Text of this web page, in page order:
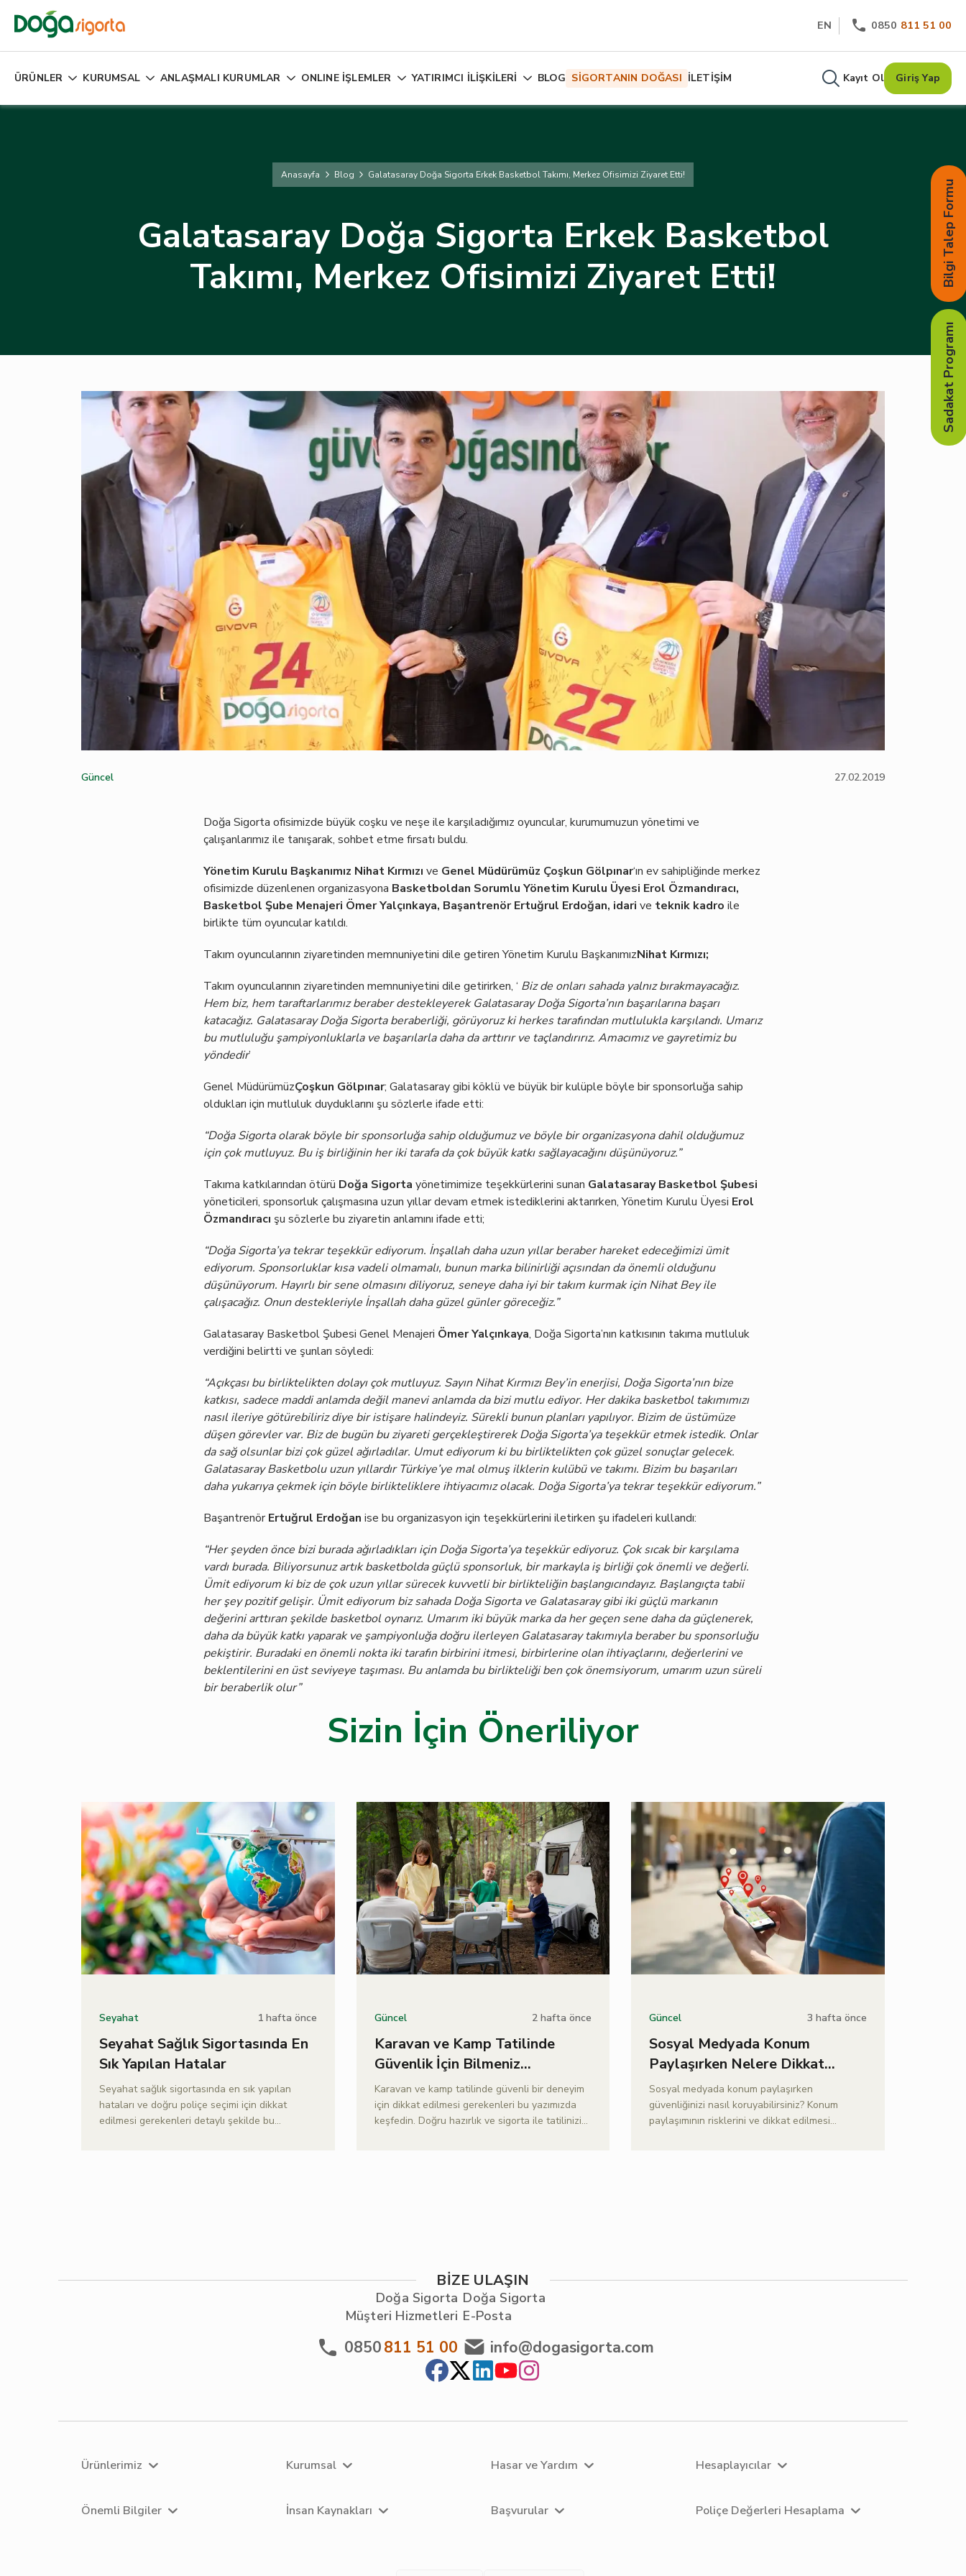
EN 0850 811 51 00
ÜRÜNLER KURUMSAL ANLAŞMALI KURUMLAR ONLINE İŞLEMLER YATIRIMCI İLİŞKİLERİ BLOG SİGORTANIN DOĞASI İLETİŞİM Kayıt Ol Giriş Yap
Anasayfa Blog Galatasaray Doğa Sigorta Erkek Basketbol Takımı, Merkez Ofisimizi Ziyaret Etti!
Galatasaray Doğa Sigorta Erkek Basketbol
Takımı, Merkez Ofisimizi Ziyaret Etti!
Güncel 27.02.2019
Doğa Sigorta ofisimizde büyük coşku ve neşe ile karşıladığımız oyuncular, kurumumuzun yönetimi ve
çalışanlarımız ile tanışarak, sohbet etme fırsatı buldu.
Yönetim Kurulu Başkanımız Nihat Kırmızıve Genel Müdürümüz Çoşkun Gölpınar‘ın ev sahipliğinde merkez
ofisimizde düzenlenen organizasyona Basketboldan Sorumlu Yönetim Kurulu Üyesi Erol Özmandıracı,
Basketbol Şube Menajeri Ömer Yalçınkaya, Başantrenör Ertuğrul Erdoğan, idarive teknik kadro ile
birlikte tüm oyuncular katıldı.
Takım oyuncularının ziyaretinden memnuniyetini dile getiren Yönetim Kurulu BaşkanımızNihat Kırmızı;
Takım oyuncularının ziyaretinden memnuniyetini dile getirirken, ‘ Biz de onları sahada yalnız bırakmayacağız.
Hem biz, hem taraftarlarımız beraber destekleyerek Galatasaray Doğa Sigorta’nın başarılarına başarı
katacağız. Galatasaray Doğa Sigorta beraberliği, görüyoruz ki herkes tarafından mutlulukla karşılandı. Umarız
bu mutluluğu şampiyonluklarla ve başarılarla daha da arttırır ve taçlandırırız. Amacımız ve gayretimiz bu
yöndedir’
Genel MüdürümüzÇoşkun Gölpınar; Galatasaray gibi köklü ve büyük bir kulüple böyle bir sponsorluğa sahip
oldukları için mutluluk duyduklarını şu sözlerle ifade etti:
“Doğa Sigorta olarak böyle bir sponsorluğa sahip olduğumuz ve böyle bir organizasyona dahil olduğumuz
için çok mutluyuz. Bu iş birliğinin her iki tarafa da çok büyük katkı sağlayacağını düşünüyoruz.”
Takıma katkılarından ötürü Doğa Sigorta yönetimimize teşekkürlerini sunan Galatasaray Basketbol Şubesi
yöneticileri, sponsorluk çalışmasına uzun yıllar devam etmek istediklerini aktarırken, Yönetim Kurulu Üyesi Erol
Özmandıracı şu sözlerle bu ziyaretin anlamını ifade etti;
“Doğa Sigorta’ya tekrar teşekkür ediyorum. İnşallah daha uzun yıllar beraber hareket edeceğimizi ümit
ediyorum. Sponsorluklar kısa vadeli olmamalı, bunun marka bilinirliği açısından da önemli olduğunu
düşünüyorum. Hayırlı bir sene olmasını diliyoruz, seneye daha iyi bir takım kurmak için Nihat Bey ile
çalışacağız. Onun destekleriyle İnşallah daha güzel günler göreceğiz.”
Galatasaray Basketbol Şubesi Genel Menajeri Ömer Yalçınkaya, Doğa Sigorta’nın katkısının takıma mutluluk
verdiğini belirtti ve şunları söyledi:
“Açıkçası bu birliktelikten dolayı çok mutluyuz. Sayın Nihat Kırmızı Bey’in enerjisi, Doğa Sigorta’nın bize
katkısı, sadece maddi anlamda değil manevi anlamda da bizi mutlu ediyor. Her dakika basketbol takımımızı
nasıl ileriye götürebiliriz diye bir istişare halindeyiz. Sürekli bunun planları yapılıyor. Bizim de üstümüze
düşen görevler var. Biz de bugün bu ziyareti gerçekleştirerek Doğa Sigorta’ya teşekkür etmek istedik. Onlar
da sağ olsunlar bizi çok güzel ağırladılar. Umut ediyorum ki bu birliktelikten çok güzel sonuçlar gelecek.
Galatasaray Basketbolu uzun yıllardır Türkiye’ye mal olmuş ilklerin kulübü ve takımı. Bizim bu başarıları
daha yukarıya çekmek için böyle birlikteliklere ihtiyacımız olacak. Doğa Sigorta’ya tekrar teşekkür ediyorum.”
BaşantrenörErtuğrul Erdoğan ise bu organizasyon için teşekkürlerini iletirken şu ifadeleri kullandı:
“Her şeyden önce bizi burada ağırladıkları için Doğa Sigorta’ya teşekkür ediyoruz. Çok sıcak bir karşılama
vardı burada. Biliyorsunuz artık basketbolda güçlü sponsorluk, bir markayla iş birliği çok önemli ve değerli.
Ümit ediyorum ki biz de çok uzun yıllar sürecek kuvvetli bir birlikteliğin başlangıcındayız. Başlangıçta tabii
her şey pozitif gelişir. Ümit ediyorum biz sahada Doğa Sigorta ve Galatasaray gibi iki güçlü markanın
değerini arttıran şekilde basketbol oynarız. Umarım iki büyük marka da her geçen sene daha da güçlenerek,
daha da büyük katkı yaparak ve şampiyonluğa doğru ilerleyen Galatasaray takımıyla beraber bu sponsorluğu
pekiştirir. Buradaki en önemli nokta iki tarafın birbirini itmesi, birbirlerine olan ihtiyaçlarını, değerlerini ve
beklentilerini en üst seviyeye taşıması. Bu anlamda bu birlikteliği ben çok önemsiyorum, umarım uzun süreli
bir beraberlik olur”
Sizin İçin Öneriliyor
Seyahat 1 hafta önce
Seyahat Sağlık Sigortasında En
Sık Yapılan Hatalar
Seyahat sağlık sigortasında en sık yapılan
hataları ve doğru poliçe seçimi için dikkat
edilmesi gerekenleri detaylı şekilde bu
Güncel 2 hafta önce
Karavan ve Kamp Tatilinde
Güvenlik İçin Bilmeniz
Gerekenler
Karavan ve kamp tatilinde güvenli bir deneyim
için dikkat edilmesi gerekenleri bu yazımızda
keşfedin. Doğru hazırlık ve sigorta ile tatilinizi
Güncel 3 hafta önce
Sosyal Medyada Konum
Paylaşırken Nelere Dikkat
Edilmeli?
Sosyal medyada konum paylaşırken
güvenliğinizi nasıl koruyabilirsiniz? Konum
paylaşımının risklerini ve dikkat edilmesi
Bilgi Talep Formu
Sadakat Programı
BİZE ULAŞIN
Doğa Sigorta
Müşteri Hizmetleri
0850811 51 00
Doğa Sigorta
E-Posta
info@dogasigorta.com
Ürünlerimiz Kurumsal Hasar ve Yardım Hesaplayıcılar
Önemli Bilgiler İnsan Kaynakları Başvurular Poliçe Değerleri Hesaplama